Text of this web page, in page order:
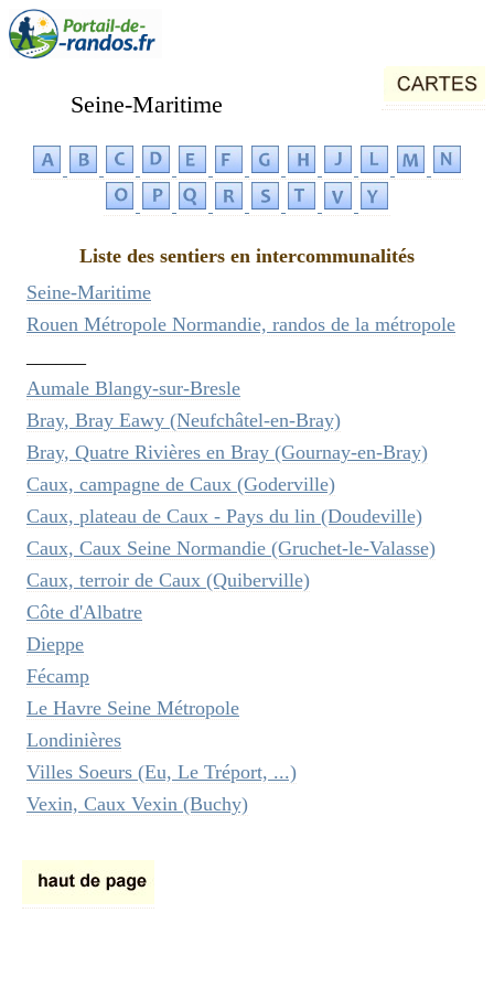
Seine-Maritime
Liste des sentiers en intercommunalités
Seine-Maritime
Rouen Métropole Normandie, randos de la métropole
Aumale Blangy-sur-Bresle
Bray, Bray Eawy (Neufchâtel-en-Bray)
Bray, Quatre Rivières en Bray (Gournay-en-Bray)
Caux, campagne de Caux (Goderville)
Caux, plateau de Caux - Pays du lin (Doudeville)
Caux, Caux Seine Normandie (Gruchet-le-Valasse)
Caux, terroir de Caux (Quiberville)
Côte d'Albatre
Dieppe
Fécamp
Le Havre Seine Métropole
Londinières
Villes Soeurs (Eu, Le Tréport, ...)
Vexin, Caux Vexin (Buchy)